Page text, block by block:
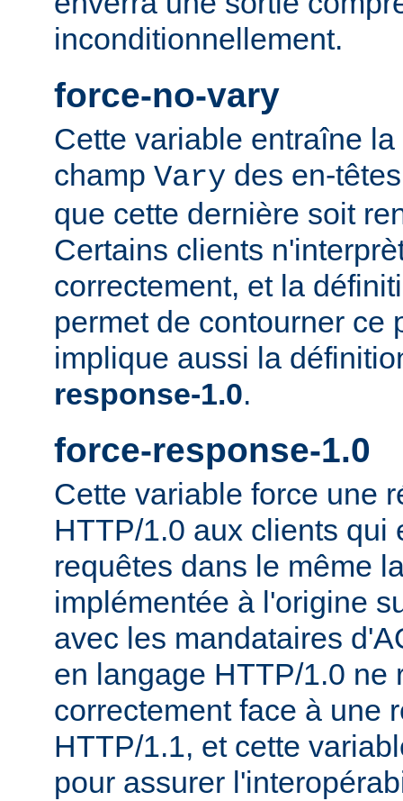
inconditionnellement.
force-no-vary
Cette variable entraîne
champ Vary des en-
que cette dernière soit
Certains clients
correctement, et la
permet de contourner ce
implique aussi la
response-1.0.
force-response-1.0
Cette variable force une
HTTP/1.0 aux clients qui
requêtes dans le même
implémentée à l'origine
avec les mandataires
en langage HTTP/1.0 ne
correctement face à une
HTTP/1.1, et cette
pour assurer